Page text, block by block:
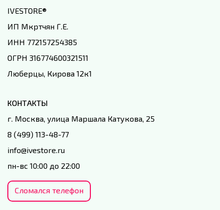
IVESTORE®
ИП Мкртчян Г.Е.
ИНН 772157254385
ОГРН 316774600321511
Люберцы, Кирова 12к1
КОНТАКТЫ
г. Москва, улица Маршала Катукова, 25
8 (499) 113-48-77
info@ivestore.ru
пн-вс 10:00 до 22:00
Сломался телефон